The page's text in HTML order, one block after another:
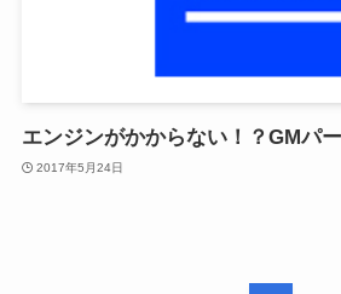
エンジンがかからない！？GMパ
2017年5月24日